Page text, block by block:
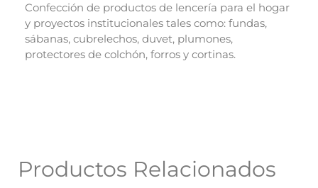
Confección de productos de lencería para el hogar
y proyectos institucionales tales como: fundas,
sábanas, cubrelechos, duvet, plumones,
protectores de colchón, forros y cortinas.
Productos Relacionados